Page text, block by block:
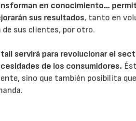
en conocimiento…
sus resultados, tanto en
sus clientes, por otro.
servirá para revolucionar el
de los consumidores.
sino que también posibilita